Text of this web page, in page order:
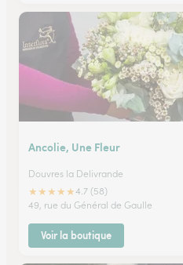
Ancolie, Une Fleur
Douvres la Delivrande
★★★★★4.7 (58)
49, rue du Général de Gaulle
Voir la boutique